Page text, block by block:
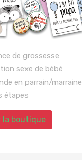
de grossesse
sexe de bébé
en parrain/marraine
étapes
la boutique